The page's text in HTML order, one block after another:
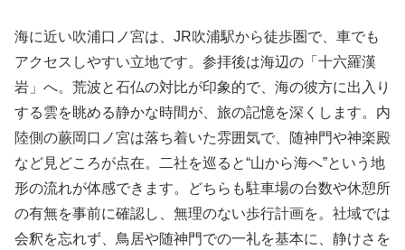
海に近い吹浦口ノ宮は、JR吹浦駅から徒歩圏で、車でも
アクセスしやすい立地です。参拝後は海辺の「十六羅漢
岩」へ。荒波と石仏の対比が印象的で、海の彼方に出入り
する雲を眺める静かな時間が、旅の記憶を深くします。内
陸側の蕨岡口ノ宮は落ち着いた雰囲気で、随神門や神楽殿
など見どころが点在。二社を巡ると“山から海へ”という地
形の流れが体感できます。どちらも駐車場の台数や休憩所
の有無を事前に確認し、無理のない歩行計画を。社域では
会釈を忘れず、鳥居や随神門での一礼を基本に、静けさを